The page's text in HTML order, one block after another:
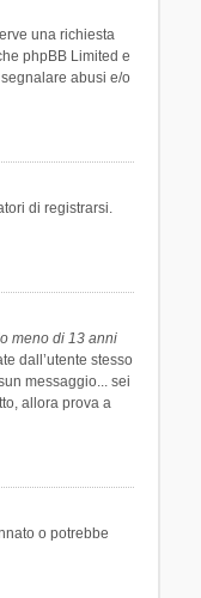
una richiesta
phpBB Limited e
abusi e/o
di registrarsi.
meno di 13 anni
dall’utente stesso
messaggio... sei
allora prova a
o potrebbe